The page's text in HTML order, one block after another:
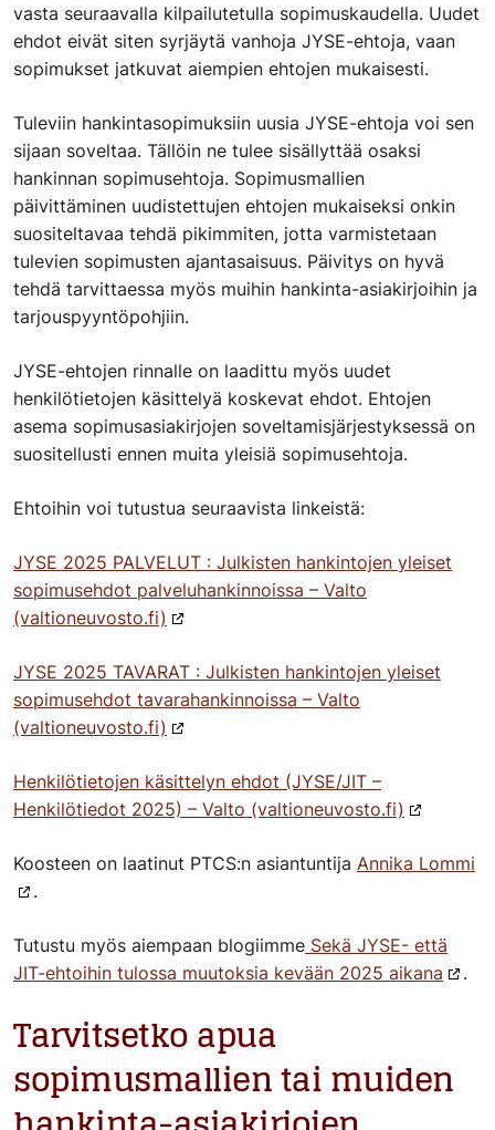
vasta seuraavalla kilpailutetulla sopimuskaudella. Uudet
ehdot eivät siten syrjäytä vanhoja JYSE-ehtoja, vaan
sopimukset jatkuvat aiempien ehtojen mukaisesti.
Tuleviin hankintasopimuksiin uusia JYSE-ehtoja voi sen
sijaan soveltaa. Tällöin ne tulee sisällyttää osaksi
hankinnan sopimusehtoja. Sopimusmallien
päivittäminen uudistettujen ehtojen mukaiseksi onkin
suositeltavaa tehdä pikimmiten, jotta varmistetaan
tulevien sopimusten ajantasaisuus. Päivitys on hyvä
tehdä tarvittaessa myös muihin hankinta-asiakirjoihin ja
tarjouspyyntöpohjiin.
JYSE-ehtojen rinnalle on laadittu myös uudet
henkilötietojen käsittelyä koskevat ehdot. Ehtojen
asema sopimusasiakirjojen soveltamisjärjestyksessä on
suositellusti ennen muita yleisiä sopimusehtoja.
Ehtoihin voi tutustua seuraavista linkeistä:
JYSE 2025 PALVELUT : Julkisten hankintojen yleiset
sopimusehdot palveluhankinnoissa – Valto
(valtioneuvosto.fi)
JYSE 2025 TAVARAT : Julkisten hankintojen yleiset
sopimusehdot tavarahankinnoissa – Valto
(valtioneuvosto.fi)
Henkilötietojen käsittelyn ehdot (JYSE/JIT –
Henkilötiedot 2025) – Valto (valtioneuvosto.fi)
Koosteen on laatinut PTCS:n asiantuntija Annika Lommi
.
Tutustu myös aiempaan blogiimme Sekä JYSE- että
JIT-ehtoihin tulossa muutoksia kevään 2025 aikana
.
Tarvitsetko apua
sopimusmallien tai muiden